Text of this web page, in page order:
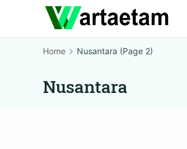
Home Nusantara (Page 2)
Nusantara